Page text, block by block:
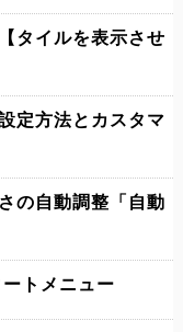
タイルを表示させ
定方法とカスタマ
の自動調整「自動
トメニュー